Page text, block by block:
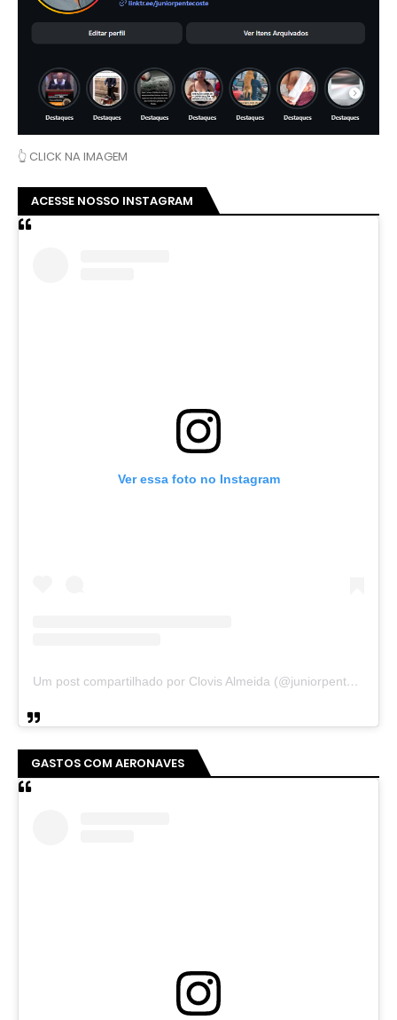
👆 CLICK NA IMAGEM
ACESSE NOSSO INSTAGRAM
Ver essa foto no Instagram
Um post compartilhado por Clovis Almeida (@juniorpentecoste01)
GASTOS COM AERONAVES